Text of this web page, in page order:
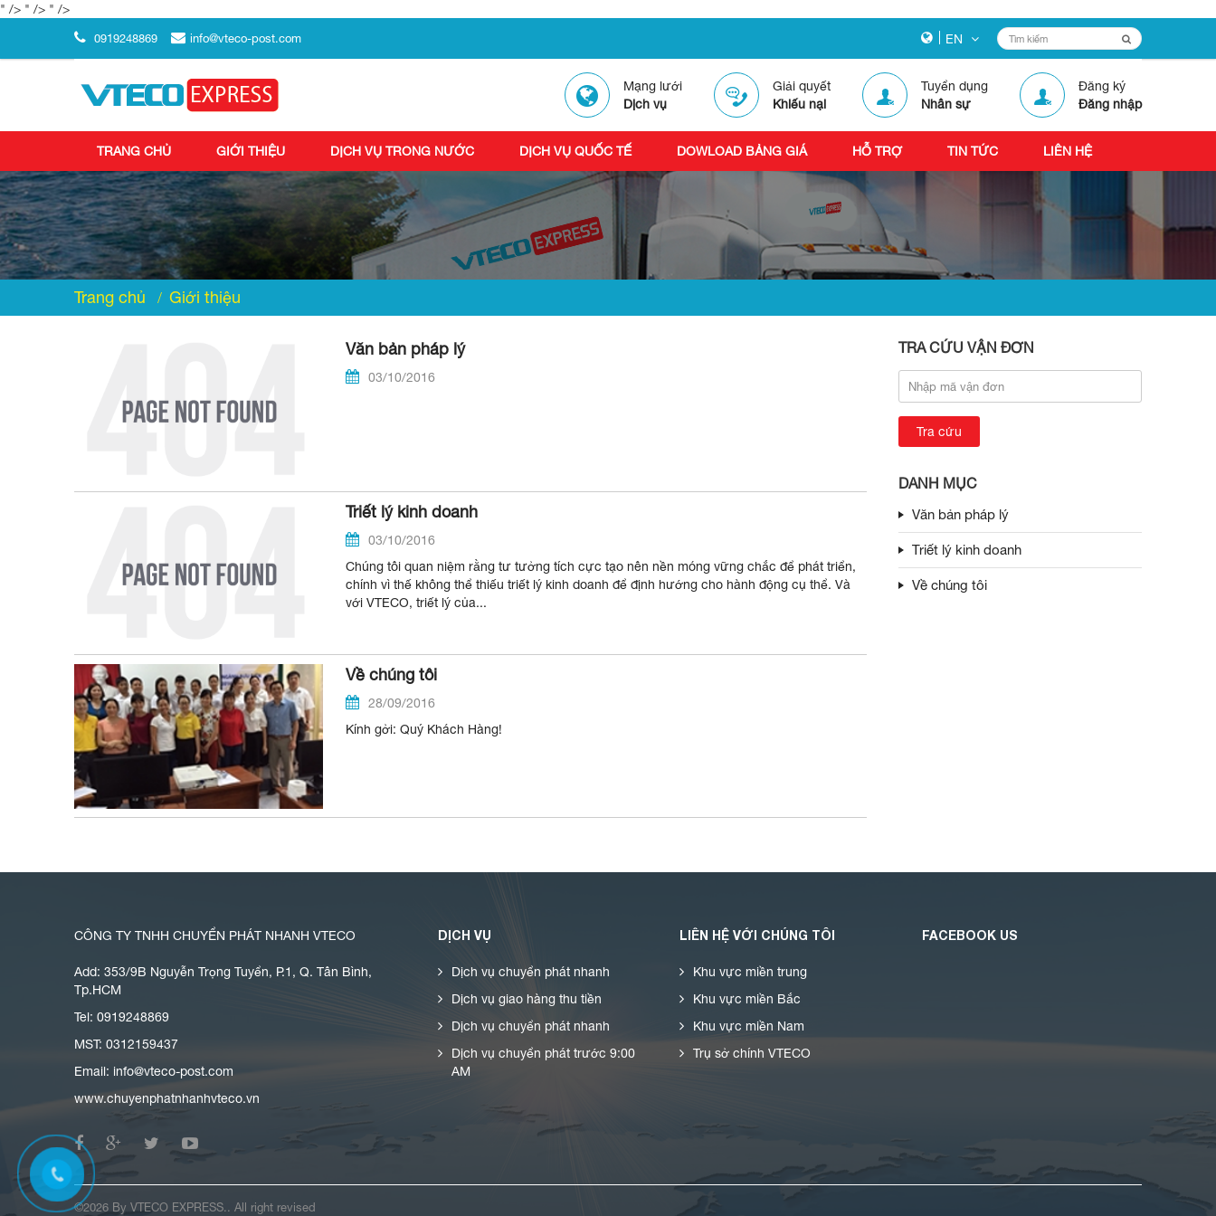
" /> " /> " />
0919248869 info@vteco-post.com EN
Mạng lưới
Dịch vụ
Giải quyết
Khiếu nại
Tuyển dụng
Nhân sự
Đăng ký
Đăng nhập
TRANG CHỦ GIỚI THIỆU DỊCH VỤ TRONG NƯỚC DỊCH VỤ QUỐC TẾ DOWLOAD BẢNG GIÁ HỖ TRỢ TIN TỨC LIÊN HỆ
Trang chủ Giới thiệu
Văn bản pháp lý
03/10/2016
Triết lý kinh doanh
03/10/2016
Chúng tôi quan niệm rằng tư tưởng tích cực tạo nên nền móng vững chắc để phát triển,
chính vì thế không thể thiếu triết lý kinh doanh để định hướng cho hành động cụ thể. Và
với VTECO, triết lý của...
Về chúng tôi
28/09/2016
TRA CỨU VẬN ĐƠN
DANH MỤC
Văn bản pháp lý
Triết lý kinh doanh
Về chúng tôi
CÔNG TY TNHH CHUYỂN PHÁT NHANH VTECO
Add: 353/9B Nguyễn Trọng Tuyển, P.1, Q. Tân Bình,
Tp.HCM
Tel: 0919248869
MST: 0312159437
Email: info@vteco-post.com
www.chuyenphatnhanhvteco.vn
DỊCH VỤ
Dịch vụ chuyển phát nhanh
Dịch vụ giao hàng thu tiền
Dịch vụ chuyển phát nhanh
Dịch vụ chuyển phát trước 9:00
AM
LIÊN HỆ VỚI CHÚNG TÔI
Khu vực miền trung
Khu vực miền Bắc
Khu vực miền Nam
Trụ sở chính VTECO
FACEBOOK US
©2026 By VTECO EXPRESS.. All right revised